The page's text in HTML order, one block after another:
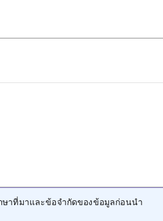
ษาที่มาและข้อจำกัดของข้อมูลก่อนนำ